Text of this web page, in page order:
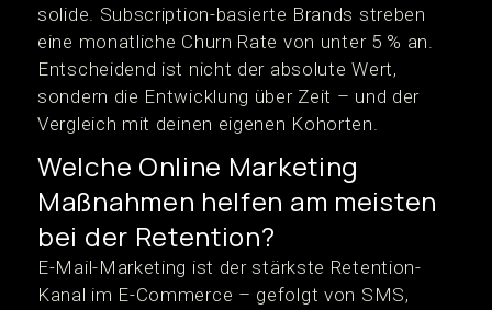
solide. Subscription-basierte Brands streben
eine monatliche Churn Rate von unter 5 % an.
Entscheidend ist nicht der absolute Wert,
sondern die Entwicklung über Zeit – und der
Vergleich mit deinen eigenen Kohorten.
Welche Online Marketing
Maßnahmen helfen am meisten
bei der Retention?
E-Mail-Marketing ist der stärkste Retention-
Kanal im E-Commerce – gefolgt von SMS,